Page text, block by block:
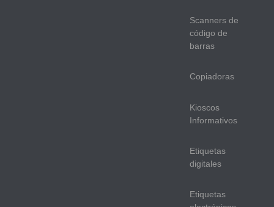
Scanners de
código de
barras
Copiadoras
Kioscos
Informativos
Etiquetas
digitales
Etiquetas